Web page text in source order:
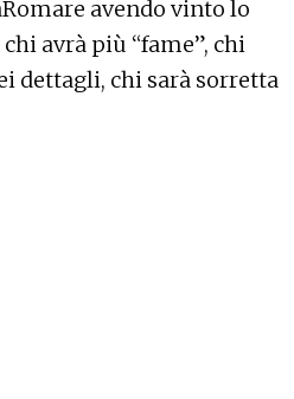
avendo vinto lo
chi avrà più “fame”, chi
dettagli, chi sarà sorretta